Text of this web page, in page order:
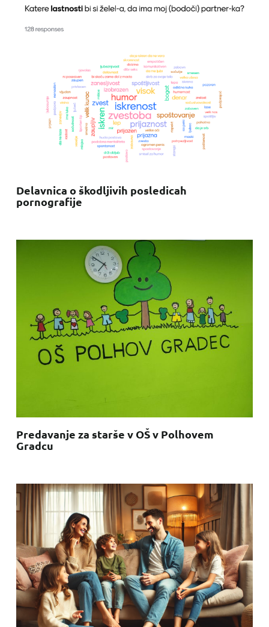
Delavnica o škodljivih posledicah
pornografije
Predavanje za starše v OŠ v Polhovem
Gradcu